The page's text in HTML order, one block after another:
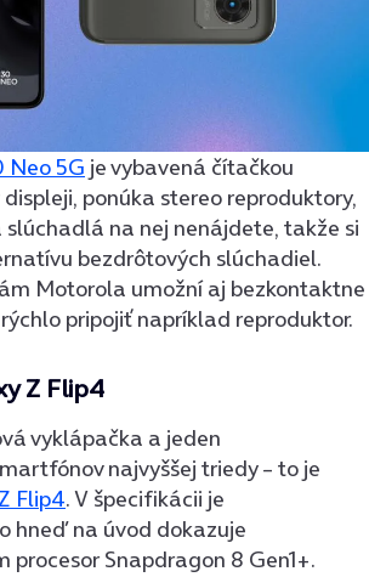
Neo 5G je vybavená čítačkou
ponúka stereo reproduktory,
slúchadlá na nej nenájdete, takže si
bezdrôtových slúchadiel.
Motorola umožní aj bezkontaktne
pripojiť napríklad reproduktor.
Z Flip4
vyklápačka a jeden
najvyššej triedy – to je
Flip4. V špecifikácii je
hneď na úvod dokazuje
procesor Snapdragon 8 Gen1+.